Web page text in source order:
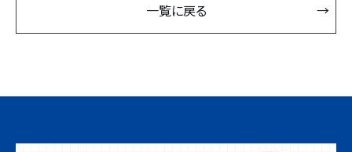
一覧に戻る